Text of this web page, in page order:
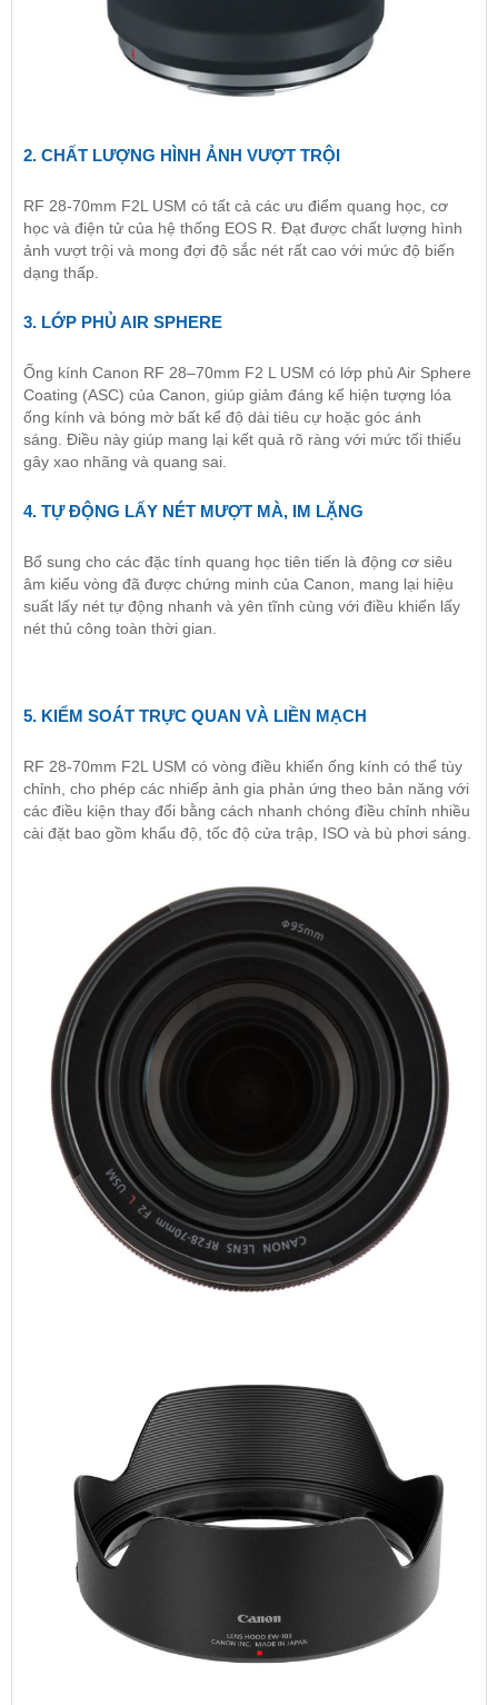
2. CHẤT LƯỢNG HÌNH ẢNH VƯỢT TRỘI
RF 28-70mm F2L USM có tất cả các ưu điểm quang học, cơ
học và điện tử của hệ thống EOS R. Đạt được chất lượng hình
ảnh vượt trội và mong đợi độ sắc nét rất cao với mức độ biến
dạng thấp.
3. LỚP PHỦ AIR SPHERE
Ống kính Canon RF 28–70mm F2 L USM có lớp phủ Air Sphere
Coating (ASC) của Canon, giúp giảm đáng kể hiện tượng lóa
ống kính và bóng mờ bất kể độ dài tiêu cự hoặc góc ánh
sáng. Điều này giúp mang lại kết quả rõ ràng với mức tối thiểu
gây xao nhãng và quang sai.
4. TỰ ĐỘNG LẤY NÉT MƯỢT MÀ, IM LẶNG
Bổ sung cho các đặc tính quang học tiên tiến là động cơ siêu
âm kiểu vòng đã được chứng minh của Canon, mang lại hiệu
suất lấy nét tự động nhanh và yên tĩnh cùng với điều khiển lấy
nét thủ công toàn thời gian.
5. KIỂM SOÁT TRỰC QUAN VÀ LIỀN MẠCH
RF 28-70mm F2L USM có vòng điều khiển ống kính có thể tùy
chỉnh, cho phép các nhiếp ảnh gia phản ứng theo bản năng với
các điều kiện thay đổi bằng cách nhanh chóng điều chỉnh nhiều
cài đặt bao gồm khẩu độ, tốc độ cửa trập, ISO và bù phơi sáng.